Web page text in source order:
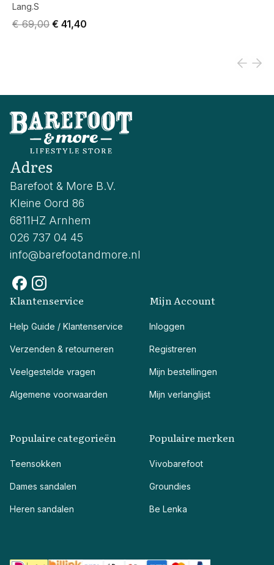
Lang.S
Original price was € 69,00.
€ 69,00 Current price is € 41,40.
€ 41,40
Adres
Barefoot & More B.V.
Kleine Oord 86
6811HZ Arnhem
026 737 04 45
info@barefootandmore.nl
Klantenservice
Help Guide / Klantenservice
Verzenden & retourneren
Veelgestelde vragen
Algemene voorwaarden
Mijn Account
Inloggen
Registreren
Mijn bestellingen
Mijn verlanglijst
Populaire categorieën
Teensokken
Dames sandalen
Heren sandalen
Populaire merken
Vivobarefoot
Groundies
Be Lenka